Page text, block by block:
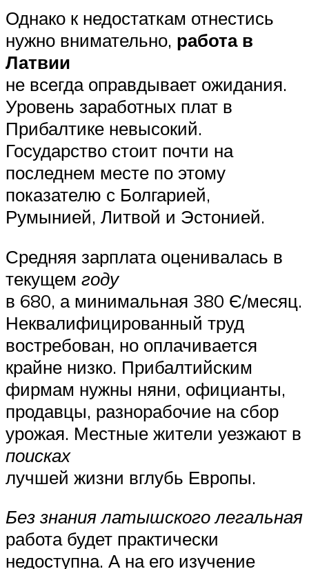
Однако к недостаткам отнестись
нужно внимательно, работа в
Латвии
не всегда оправдывает ожидания.
Уровень заработных плат в
Прибалтике невысокий.
Государство стоит почти на
последнем месте по этому
показателю с Болгарией,
Румынией, Литвой и Эстонией.
Средняя зарплата оценивалась в
текущем году
в 680, а минимальная 380 Є/месяц.
Неквалифицированный труд
востребован, но оплачивается
крайне низко. Прибалтийским
фирмам нужны няни, официанты,
продавцы, разнорабочие на сбор
урожая. Местные жители уезжают в
поисках
лучшей жизни вглубь Европы.
Без знания латышского легальная
работа будет практически
недоступна. А на его изучение